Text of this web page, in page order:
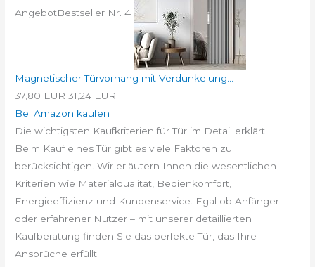
AngebotBestseller Nr. 4
Magnetischer Türvorhang mit Verdunkelung...
37,80 EUR 31,24 EUR
Bei Amazon kaufen
Die wichtigsten Kaufkriterien für Tür im Detail erklärt
Beim Kauf eines Tür gibt es viele Faktoren zu
berücksichtigen. Wir erläutern Ihnen die wesentlichen
Kriterien wie Materialqualität, Bedienkomfort,
Energieeffizienz und Kundenservice. Egal ob Anfänger
oder erfahrener Nutzer – mit unserer detaillierten
Kaufberatung finden Sie das perfekte Tür, das Ihre
Ansprüche erfüllt.